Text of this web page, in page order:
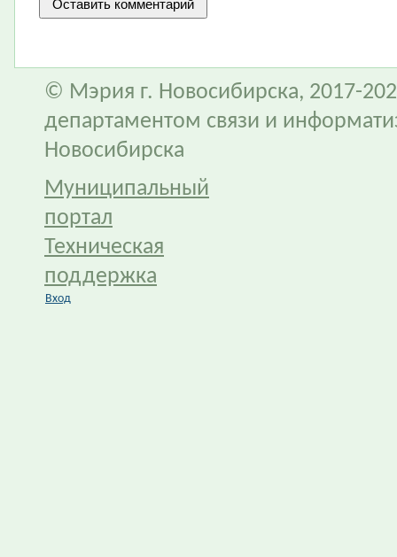
© Мэрия г. Новосибирска, 2017-
департаментом связи и
Новосибирска
Муниципальный
портал
Техническая
поддержка
Вход